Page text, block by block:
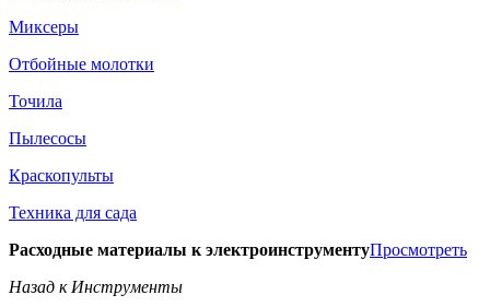
Миксеры
Отбойные молотки
Точила
Пылесосы
Краскопульты
Техника для сада
Расходные материалы к электроинструментуПросмотреть
Назад к Инструменты